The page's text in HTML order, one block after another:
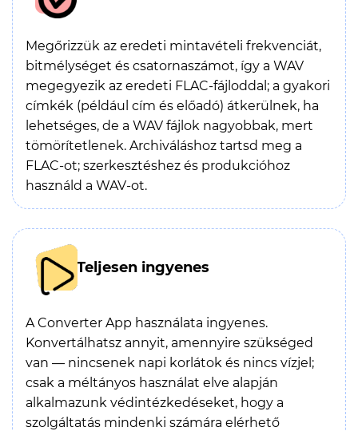
Megőrizzük az eredeti mintavételi frekvenciát,
bitmélységet és csatornaszámot, így a WAV
megegyezik az eredeti FLAC-fájloddal; a gyakori
címkék (például cím és előadó) átkerülnek, ha
lehetséges, de a WAV fájlok nagyobbak, mert
tömörítetlenek. Archiváláshoz tartsd meg a
FLAC-ot; szerkesztéshez és produkcióhoz
használd a WAV-ot.
Teljesen ingyenes
A Converter App használata ingyenes.
Konvertálhatsz annyit, amennyire szükséged
van — nincsenek napi korlátok és nincs vízjel;
csak a méltányos használat elve alapján
alkalmazunk védintézkedéseket, hogy a
szolgáltatás mindenki számára elérhető